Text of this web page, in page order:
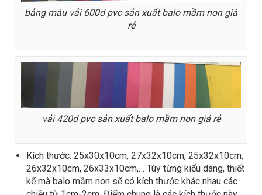
bảng màu vải 600d pvc sản xuất balo mầm non giá
rẻ
vải 420d pvc sản xuất balo mầm non giá rẻ
Kích thước: 25x30x10cm, 27x32x10cm, 25x32x10cm,
26x32x10cm, 26x33x10cm,… Tùy từng kiểu dáng, thiết
kế mà balo mầm non sẽ có kích thước khác nhau các